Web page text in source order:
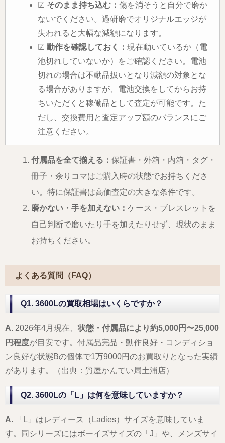
☑ そのまま持ち込む： 傷を消そうと自分で磨か
ないでください。過研磨でオリジナルエッジが
失われると大幅な減額になります。
☑ 動作を確認しておく： 現在動いているか（電
池切れしていないか）をご確認ください。電池
切れの場合は不動品扱いとなり減額の対象とな
る場合がありますが、電池交換をしてからお持
ちいただくと稼働品として査定が可能です。た
だし、交換費用と査定アップ額のバランスにご
注意ください。
付属品を全て揃える： 保証書・外箱・内箱・タグ・
冊子・余りコマはご購入時の状態でお持ちくださ
い。特に保証書は高価査定の大きな条件です。
磨かない・手を加えない： ケース・ブレスレットを
自己判断で磨いたり手を加えたりせず、現状のまま
お持ちください。
よくある質問（FAQ）
Q1. 3600Lの買取相場はいくらですか？
A. 2026年4月現在、状態・付属品により約5,000円〜25,000
円程度が目安です。付属品完品・動作良好・コンディショ
ン良好な状態Bの個体で1万9000円のお買取りとなった実績
があります。（出典：質屋かんてい局土浦店）
Q2. 3600Lの「L」は何を意味していますか？
A. 「L」はレディース（Ladies）サイズを意味していま
す。同シリーズにはボーイズサイズの「J」や、メンズサイ